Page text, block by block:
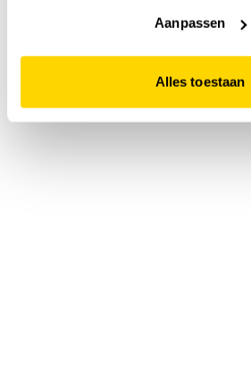
website niet optimaal functioneert.
Aanpassen
Alles toestaan